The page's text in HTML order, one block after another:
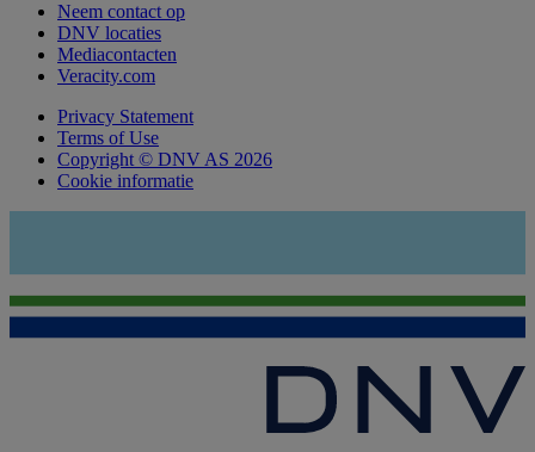
Neem contact op
DNV locaties
Mediacontacten
Veracity.com
Privacy Statement
Terms of Use
Copyright © DNV AS 2026
Cookie informatie